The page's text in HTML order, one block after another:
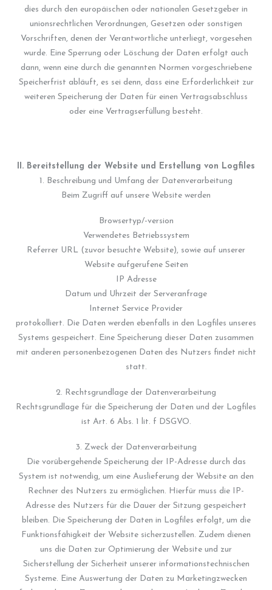
dies durch den europäischen oder nationalen Gesetzgeber in
unionsrechtlichen Verordnungen, Gesetzen oder sonstigen
Vorschriften, denen der Verantwortliche unterliegt, vorgesehen
wurde. Eine Sperrung oder Löschung der Daten erfolgt auch
dann, wenn eine durch die genannten Normen vorgeschriebene
Speicherfrist abläuft, es sei denn, dass eine Erforderlichkeit zur
weiteren Speicherung der Daten für einen Vertragsabschluss
oder eine Vertragserfüllung besteht.
II. Bereitstellung der Website und Erstellung von Logfiles
1. Beschreibung und Umfang der Datenverarbeitung
Beim Zugriff auf unsere Website werden
Browsertyp/-version
Verwendetes Betriebssystem
Referrer URL (zuvor besuchte Website), sowie auf unserer
Website aufgerufene Seiten
IP Adresse
Datum und Uhrzeit der Serveranfrage
Internet Service Provider
protokolliert. Die Daten werden ebenfalls in den Logfiles unseres
Systems gespeichert. Eine Speicherung dieser Daten zusammen
mit anderen personenbezogenen Daten des Nutzers findet nicht
statt.
2. Rechtsgrundlage der Datenverarbeitung
Rechtsgrundlage für die Speicherung der Daten und der Logfiles
ist Art. 6 Abs. 1 lit. f DSGVO.
3. Zweck der Datenverarbeitung
Die vorübergehende Speicherung der IP-Adresse durch das
System ist notwendig, um eine Auslieferung der Website an den
Rechner des Nutzers zu ermöglichen. Hierfür muss die IP-
Adresse des Nutzers für die Dauer der Sitzung gespeichert
bleiben. Die Speicherung der Daten in Logfiles erfolgt, um die
Funktionsfähigkeit der Website sicherzustellen. Zudem dienen
uns die Daten zur Optimierung der Website und zur
Sicherstellung der Sicherheit unserer informationstechnischen
Systeme. Eine Auswertung der Daten zu Marketingzwecken